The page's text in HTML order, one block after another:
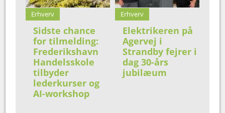
Erhverv
Sidste chance
for tilmelding:
Frederikshavn
Handelsskole
tilbyder
lederkurser og
AI-workshop
Erhverv
Elektrikeren på
Agervej i
Strandby fejrer i
dag 30-års
jubilæum